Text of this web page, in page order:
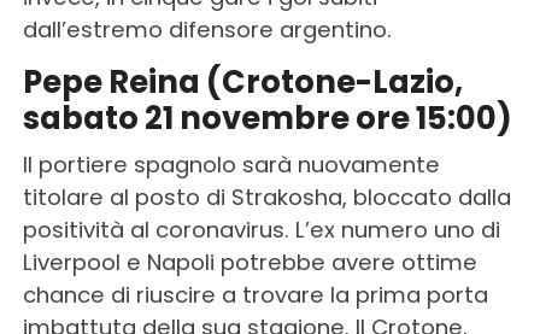
dall’estremo difensore argentino.
Pepe Reina (Crotone-Lazio,
sabato 21 novembre ore 15:00)
Il portiere spagnolo sarà nuovamente
titolare al posto di Strakosha, bloccato dalla
positività al coronavirus. L’ex numero uno di
Liverpool e Napoli potrebbe avere ottime
chance di riuscire a trovare la prima porta
imbattuta della sua stagione. Il Crotone,